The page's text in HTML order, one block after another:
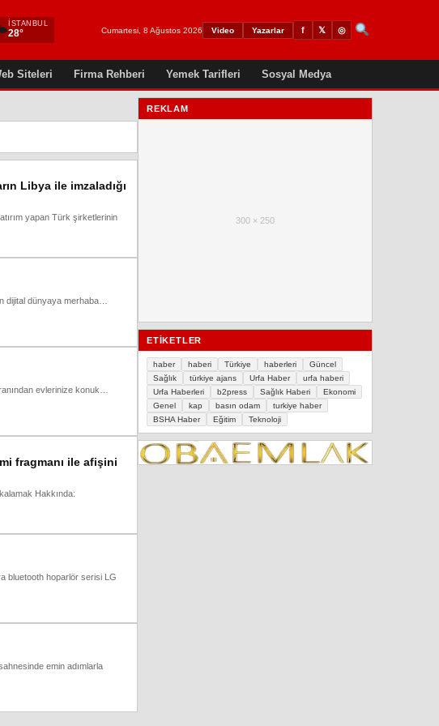
İSTANBUL
28° Cumartesi, 8 Ağustos 2026 Video Yazarlar f 𝕏 ◎
Siteleri Firma Rehberi Yemek Tarifleri Sosyal Medya
Libya ile imzaladığı
yapan Türk şirketlerinin
dijital dünyaya merhaba…
evlerinize konuk…
fragmanı ile afişini
Hakkında:
bluetooth hoparlör serisi LG
emin adımlarla
REKLAM
300 × 250
ETIKETLER
haber haberi Türkiye haberleri
Güncel
Sağlık
türkiye ajans Urfa Haber
urfa haberi
Urfa Haberleri
b2press Sağlık Haberi
Ekonomi
Genel
kap basın odam
turkiye haber
BSHA Haber
Eğitim Teknoloji